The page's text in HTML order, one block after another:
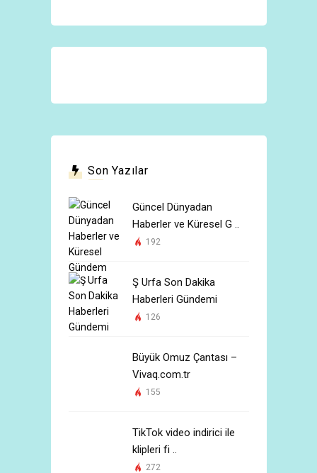
Son Yazılar
Güncel Dünyadan
Haberler ve Küresel G ..
192
Ş Urfa Son Dakika
Haberleri Gündemi
126
Büyük Omuz Çantası –
Vivaq.com.tr
155
TikTok video indirici ile
klipleri fi ..
272